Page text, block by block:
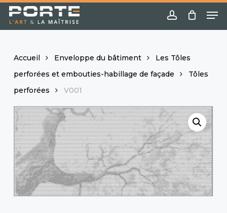
Skip
main
account
Accueil Enveloppe du bâtiment
Les Tôles
perforées et embouties-habillage de façade
Tôles
perforées
V001